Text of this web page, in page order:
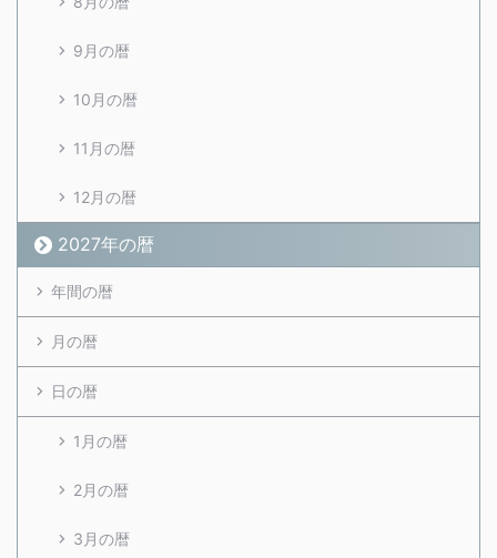
9月の暦
10月の暦
11月の暦
12月の暦
2027年の暦
年間の暦
月の暦
日の暦
1月の暦
2月の暦
3月の暦